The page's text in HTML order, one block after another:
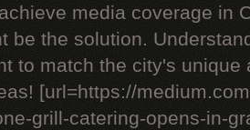
media coverage in
be the solution.
to match the city's
[url=https://
grill-catering-opens-in-